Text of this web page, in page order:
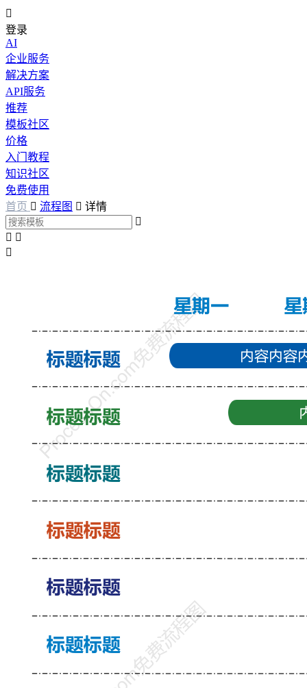

登录
AI
企业服务
解决方案
API服务
推荐
模板社区
价格
入门教程
知识社区
免费使用
首页  流程图  详情

 
